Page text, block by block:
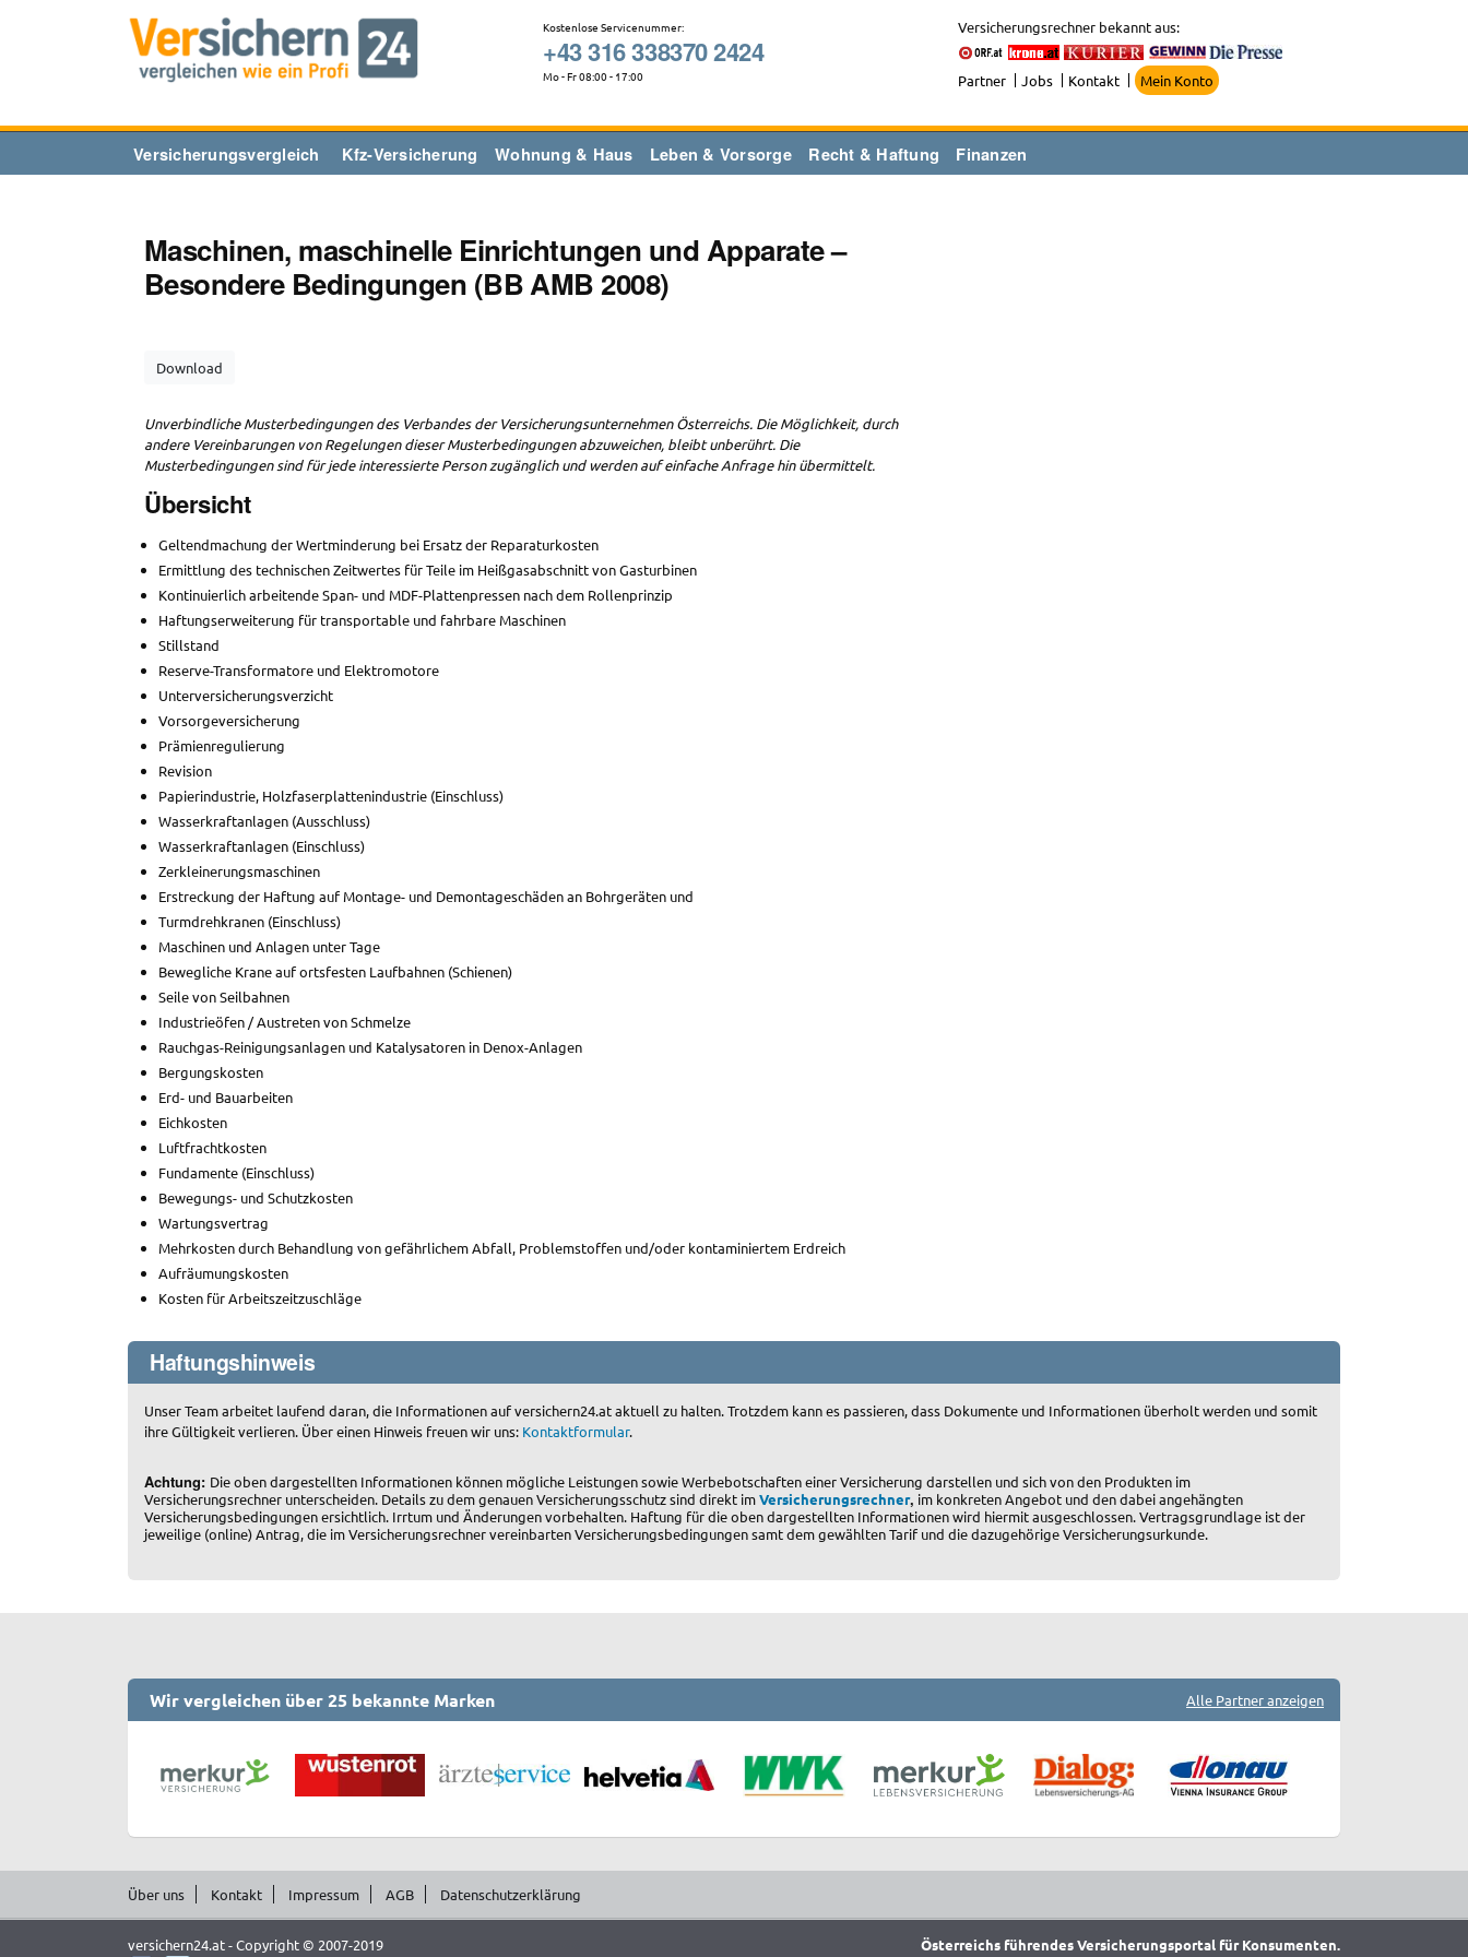
Kostenlose Servicenummer:
+43 316 338370 2424
Mo - Fr 08:00 - 17:00
Versicherungsrechner bekannt aus:
Partner Jobs Kontakt Mein Konto
Versicherungsvergleich Kfz-Versicherung Wohnung & Haus Leben & Vorsorge Recht & Haftung Finanzen
Maschinen, maschinelle Einrichtungen und Apparate –
Besondere Bedingungen (BB AMB 2008)
Download
Unverbindliche Musterbedingungen des Verbandes der Versicherungsunternehmen Österreichs. Die Möglichkeit, durch
andere Vereinbarungen von Regelungen dieser Musterbedingungen abzuweichen, bleibt unberührt. Die
Musterbedingungen sind für jede interessierte Person zugänglich und werden auf einfache Anfrage hin übermittelt.
Übersicht
Geltendmachung der Wertminderung bei Ersatz der Reparaturkosten
Ermittlung des technischen Zeitwertes für Teile im Heißgasabschnitt von Gasturbinen
Kontinuierlich arbeitende Span- und MDF-Plattenpressen nach dem Rollenprinzip
Haftungserweiterung für transportable und fahrbare Maschinen
Stillstand
Reserve-Transformatore und Elektromotore
Unterversicherungsverzicht
Vorsorgeversicherung
Prämienregulierung
Revision
Papierindustrie, Holzfaserplattenindustrie (Einschluss)
Wasserkraftanlagen (Ausschluss)
Wasserkraftanlagen (Einschluss)
Zerkleinerungsmaschinen
Erstreckung der Haftung auf Montage- und Demontageschäden an Bohrgeräten und
Turmdrehkranen (Einschluss)
Maschinen und Anlagen unter Tage
Bewegliche Krane auf ortsfesten Laufbahnen (Schienen)
Seile von Seilbahnen
Industrieöfen / Austreten von Schmelze
Rauchgas-Reinigungsanlagen und Katalysatoren in Denox-Anlagen
Bergungskosten
Erd- und Bauarbeiten
Eichkosten
Luftfrachtkosten
Fundamente (Einschluss)
Bewegungs- und Schutzkosten
Wartungsvertrag
Mehrkosten durch Behandlung von gefährlichem Abfall, Problemstoffen und/oder kontaminiertem Erdreich
Aufräumungskosten
Kosten für Arbeitszeitzuschläge
Haftungshinweis
Unser Team arbeitet laufend daran, die Informationen auf versichern24.at aktuell zu halten. Trotzdem kann es passieren, dass Dokumente und Informationen überholt werden und somit
ihre Gültigkeit verlieren. Über einen Hinweis freuen wir uns: Kontaktformular.
Achtung: Die oben dargestellten Informationen können mögliche Leistungen sowie Werbebotschaften einer Versicherung darstellen und sich von den Produkten im
Versicherungsrechner unterscheiden. Details zu dem genauen Versicherungsschutz sind direkt imVersicherungsrechner, im konkreten Angebot und den dabei angehängten
Versicherungsbedingungen ersichtlich. Irrtum und Änderungen vorbehalten. Haftung für die oben dargestellten Informationen wird hiermit ausgeschlossen. Vertragsgrundlage ist der
jeweilige (online) Antrag, die im Versicherungsrechner vereinbarten Versicherungsbedingungen samt dem gewählten Tarif und die dazugehörige Versicherungsurkunde.
Wir vergleichen über 25 bekannte Marken Alle Partner anzeigen
Über uns Kontakt Impressum AGB Datenschutzerklärung
versichern24.at - Copyright © 2007-2019
Österreichs führendes Versicherungsportal für Konsumenten.